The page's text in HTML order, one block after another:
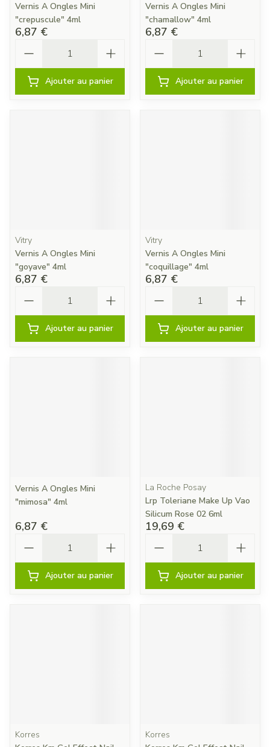
Vernis A Ongles Mini
"crepuscule" 4ml
6,87 €
Ajouter au panier
Vernis A Ongles Mini
"chamallow" 4ml
6,87 €
Ajouter au panier
Vitry
Vernis A Ongles Mini
"goyave" 4ml
6,87 €
Ajouter au panier
Vitry
Vernis A Ongles Mini
"coquillage" 4ml
6,87 €
Ajouter au panier
Vernis A Ongles Mini
"mimosa" 4ml
6,87 €
Ajouter au panier
La Roche Posay
Lrp Toleriane Make Up Vao
Silicum Rose 02 6ml
19,69 €
Ajouter au panier
Korres
Korres